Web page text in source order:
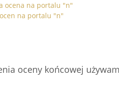
ocena na portalu "n"
na portalu "n"
oceny końcowej